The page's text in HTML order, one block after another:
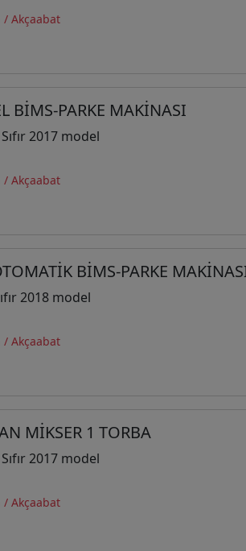
/ Akçaabat
BİMS-PARKE MAKİNASI
2017 model
/ Akçaabat
BİMS-PARKE
2018 model
/ Akçaabat
MİKSER 1 TORBA
2017 model
/ Akçaabat